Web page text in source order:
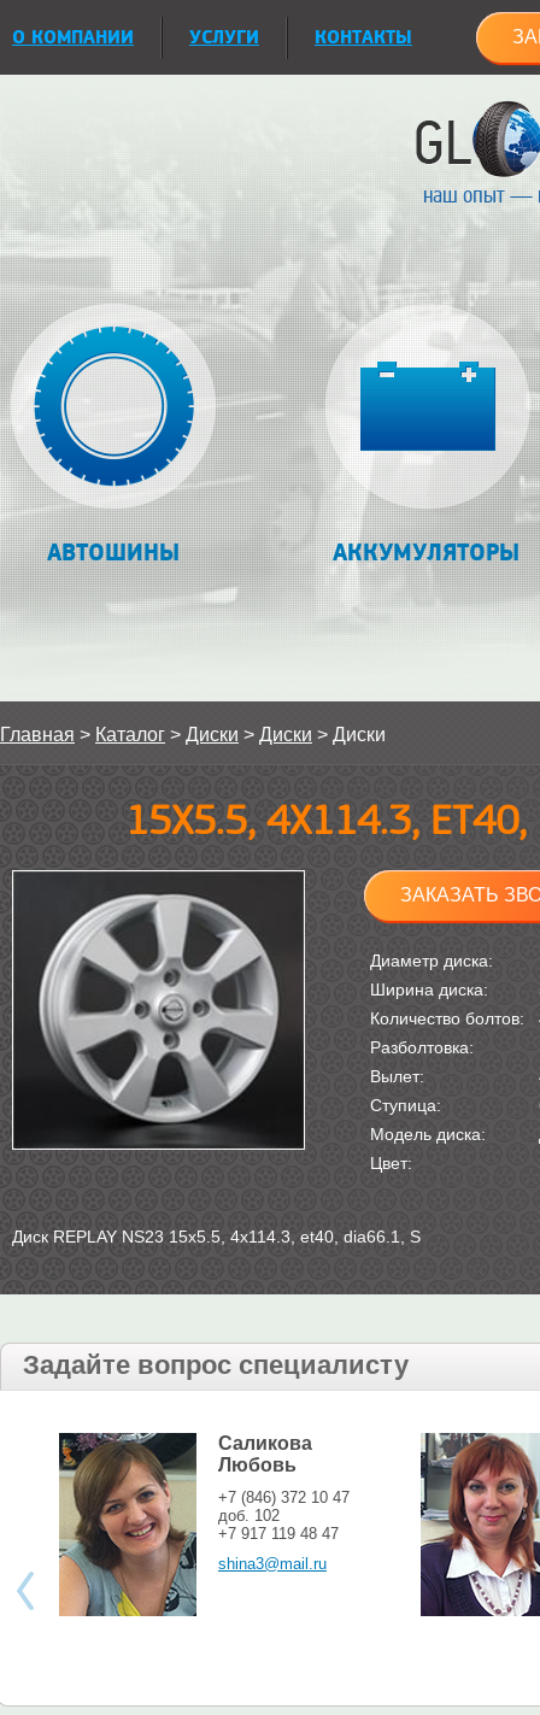
О КОМПАНИИ УСЛУГИ КОНТАКТЫ
наш опыт —
АВТОШИНЫ АККУМУЛЯТОРЫ
Главная > Каталог > Диски > Диски > Диски
15Х5.5, 4Х114.3,
ЗАКАЗАТЬ
Диаметр диска:
Ширина диска:
Количество болтов:
Разболтовка:
Вылет:
Ступица:
Модель диска:
Цвет:
Диск REPLAY NS23 15х5.5, 4х114.3, et40, dia66.1, S
Задайте вопрос специалисту
Саликова
Любовь
+7 (846) 372 10 47
доб. 102
+7 917 119 48 47
shina3@mail.ru